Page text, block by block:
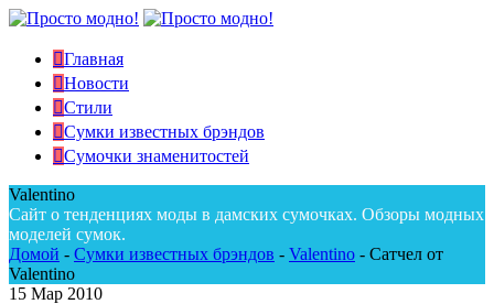
Главная
Новости
Стили
Сумки известных брэндов
Сумочки знаменитостей
Valentino
Сайт о тенденциях моды в дамских сумочках. Обзоры модных
моделей сумок.
Домой - Сумки известных брэндов - Valentino - Сатчел от
Valentino
15 Мар 2010